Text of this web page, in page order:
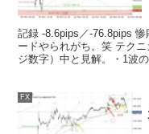
記録 -8.6pips／-76.8pips
ードやられがち。笑 テク
ジ数字）中と見解。・1波
FX